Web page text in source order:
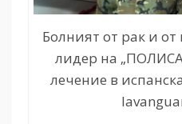
Болният от рак и
лидер на
лечение в